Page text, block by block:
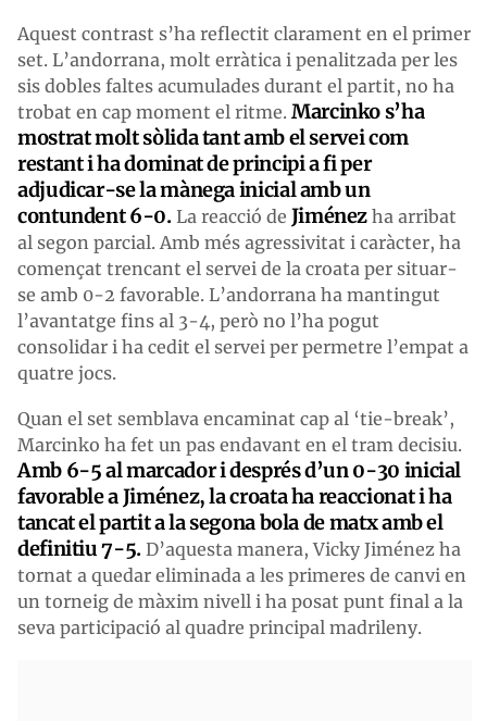
Aquest contrast s’ha reflectit clarament en el primer
set. L’andorrana, molt erràtica i penalitzada per les
sis dobles faltes acumulades durant el partit, no ha
trobat en cap moment el ritme. Marcinko s’ha
mostrat molt sòlida tant amb el servei com
restant i ha dominat de principi a fi per
adjudicar-se la mànega inicial amb un
contundent 6-0.La reacció de Jiménez ha arribat
al segon parcial. Amb més agressivitat i caràcter, ha
començat trencant el servei de la croata per situar-
se amb 0-2 favorable. L’andorrana ha mantingut
l’avantatge fins al 3-4, però no l’ha pogut
consolidar i ha cedit el servei per permetre l’empat a
quatre jocs.
Quan el set semblava encaminat cap al ‘tie-break’,
Marcinko ha fet un pas endavant en el tram decisiu.
Amb 6-5 al marcador i després d’un 0-30 inicial
favorable a Jiménez, la croata ha reaccionat i ha
tancat el partit a la segona bola de matx amb el
definitiu 7-5.D’aquesta manera, Vicky Jiménez ha
tornat a quedar eliminada a les primeres de canvi en
un torneig de màxim nivell i ha posat punt final a la
seva participació al quadre principal madrileny.